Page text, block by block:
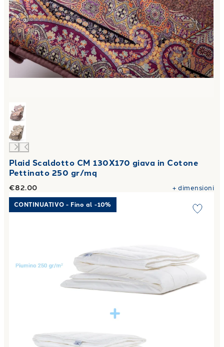
Plaid Scaldotto CM 130X170 giava in Cotone
Pettinato 250 gr/mq
€82.00 +dimensioni
Link to "Piumone sofy quattro stagioni in Cotone 350 gr/
CONTINUATIVO - Fino al -10%